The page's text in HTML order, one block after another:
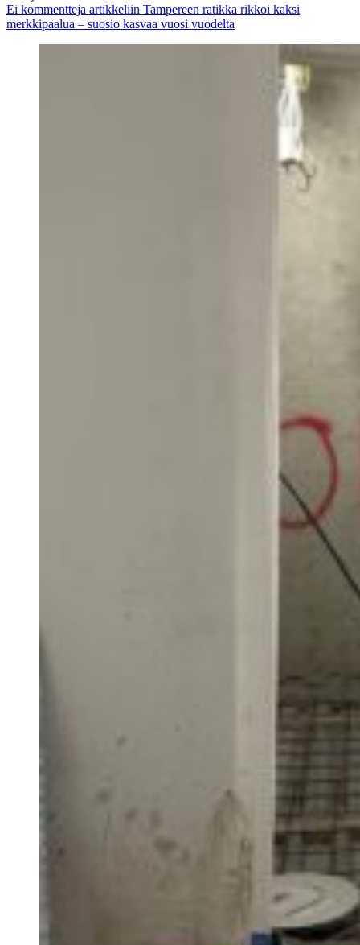
Ei kommentteja artikkeliin Tampereen ratikka rikkoi kaksi
merkkipaalua – suosio kasvaa vuosi vuodelta